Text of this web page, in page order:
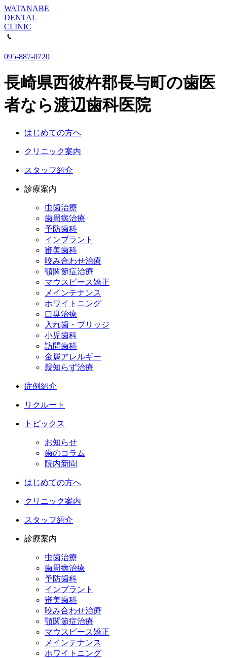
WATANABE
DENTAL
CLINIC
095-887-0720
長崎県西彼杵郡長与町の歯医
者なら渡辺歯科医院
はじめての方へ
クリニック案内
スタッフ紹介
診療案内
虫歯治療
歯周病治療
予防歯科
インプラント
審美歯科
咬み合わせ治療
顎関節症治療
マウスピース矯正
メインテナンス
ホワイトニング
口臭治療
入れ歯・ブリッジ
小児歯科
訪問歯科
金属アレルギー
親知らず治療
症例紹介
リクルート
トピックス
お知らせ
歯のコラム
院内新聞
はじめての方へ
クリニック案内
スタッフ紹介
診療案内
虫歯治療
歯周病治療
予防歯科
インプラント
審美歯科
咬み合わせ治療
顎関節症治療
マウスピース矯正
メインテナンス
ホワイトニング